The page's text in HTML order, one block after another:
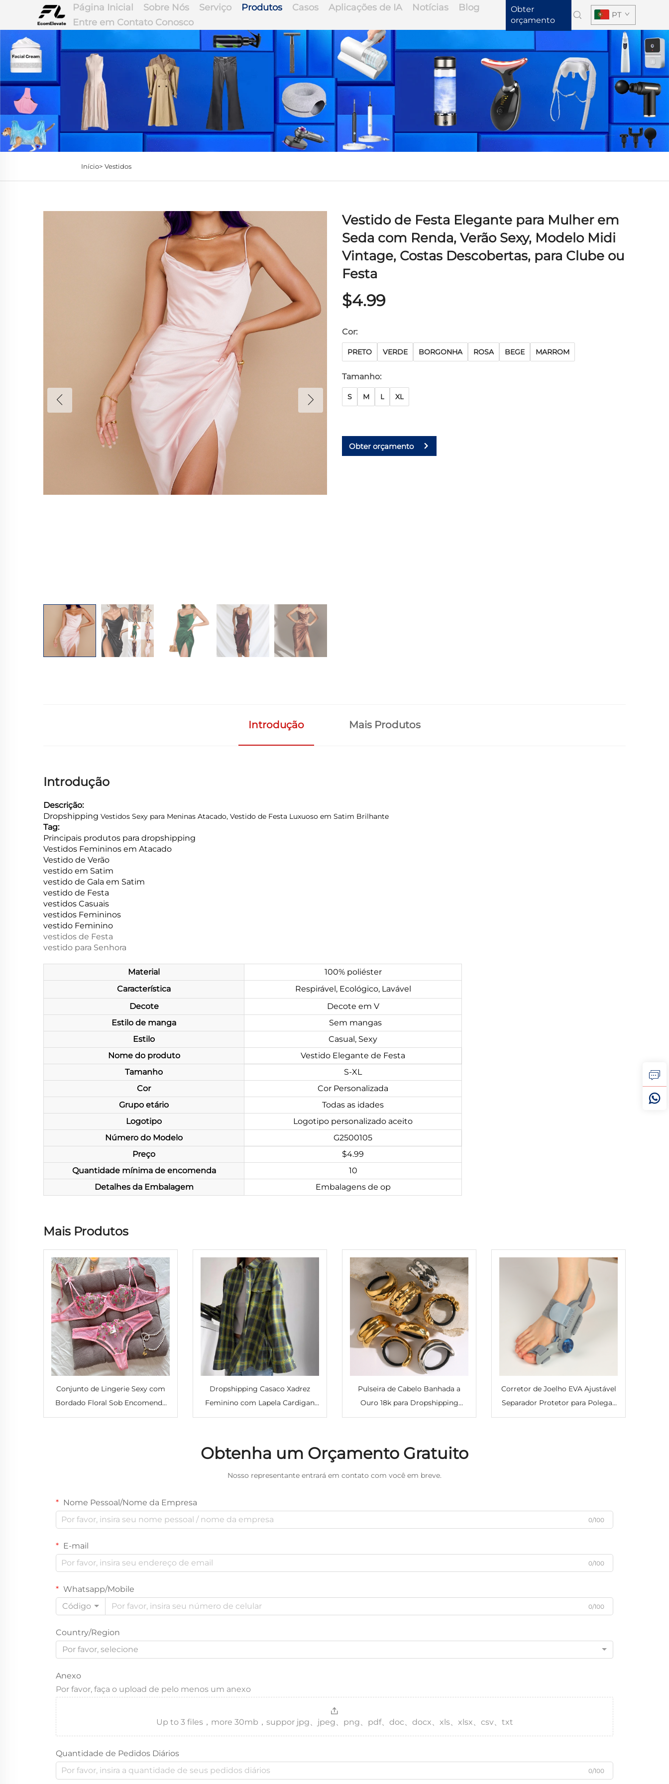
Página Inicial Sobre Nós Serviço Produtos Casos Aplicações de IA Notícias
Blog
Entre em Contato Conosco
Obter
orçamento
PT
Início> Vestidos
Vestido de Festa Elegante para Mulher em
Seda com Renda, Verão Sexy, Modelo Midi
Vintage, Costas Descobertas, para Clube ou
Festa
$4.99
Cor:
PRETO VERDE BORGONHA ROSA BEGE MARROM
Tamanho:
S M L XL
Obter orçamento
Introdução Mais Produtos
Introdução
Descrição:
Dropshipping Vestidos Sexy para Meninas Atacado, Vestido de Festa Luxuoso em Satim Brilhante
Tag:
Principais produtos para dropshipping
Vestidos Femininos em Atacado
Vestido de Verão
vestido em Satim
vestido de Gala em Satim
vestido de Festa
vestidos Casuais
vestidos Femininos
vestido Feminino
vestidos de Festa
vestido para Senhora
Material
100% poliéster
Característica
Respirável, Ecológico, Lavável
Decote
Decote em V
Estilo de manga
Sem mangas
Estilo
Casual, Sexy
Nome do produto
Vestido Elegante de Festa
Tamanho
S-XL
Cor
Cor Personalizada
Grupo etário
Todas as idades
Logotipo
Logotipo personalizado aceito
Número do Modelo
G2500105
Preço
$4.99
Quantidade mínima de encomenda
10
Detalhes da Embalagem
Embalagens de op
Mais Produtos
Conjunto de Lingerie Sexy com
Bordado Floral Sob Encomenda
para Mulheres, Conjunto 2 Peças
Dropshipping Casaco Xadrez
Feminino com Lapela Cardigan
de Manga Longa com Bolsos
Confortáveis
Pulseira de Cabelo Banhada a
Ouro 18k para Dropshipping
Grossa de Liga Metálica Fina
para Mulheres e Meninas
Corretor de Joelho EVA Ajustável
Separador Protetor para Polegar
Valgo Alinhador de Dedão
Obtenha um Orçamento Gratuito
Nosso representante entrará em contato com você em breve.
Nome Pessoal/Nome da Empresa
0/100
E-mail
0/100
Whatsapp/Mobile
Código
0/100
Country/Region
Por favor, selecione
Anexo
Por favor, faça o upload de pelo menos um anexo
Up to 3 files，more 30mb，suppor jpg、jpeg、png、pdf、doc、docx、xls、xlsx、csv、txt
Quantidade de Pedidos Diários
0/100